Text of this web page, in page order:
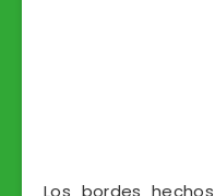
Los bordes